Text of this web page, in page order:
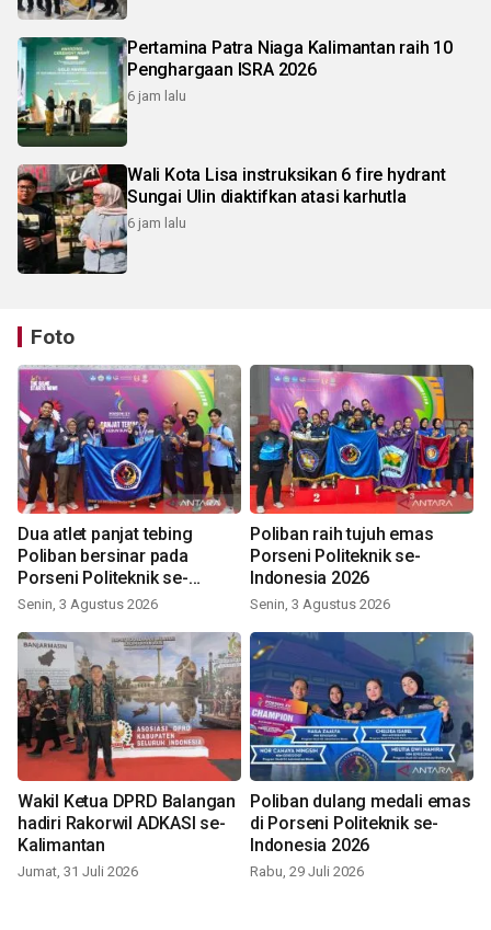
Pertamina Patra Niaga Kalimantan raih 10
Penghargaan ISRA 2026
6 jam lalu
Wali Kota Lisa instruksikan 6 fire hydrant
Sungai Ulin diaktifkan atasi karhutla
6 jam lalu
Foto
Dua atlet panjat tebing
Poliban bersinar pada
Porseni Politeknik se-
Indonesia 2026
Senin, 3 Agustus 2026
Poliban raih tujuh emas
Porseni Politeknik se-
Indonesia 2026
Senin, 3 Agustus 2026
Wakil Ketua DPRD Balangan
hadiri Rakorwil ADKASI se-
Kalimantan
Jumat, 31 Juli 2026
Poliban dulang medali emas
di Porseni Politeknik se-
Indonesia 2026
Rabu, 29 Juli 2026